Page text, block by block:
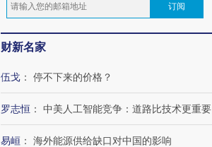
订阅
财新名家
伍戈 ： 停不下来的价格？
罗志恒 ： 中美人工智能竞争：道路比技术更重要
易峘 ： 海外能源供给缺口对中国的影响